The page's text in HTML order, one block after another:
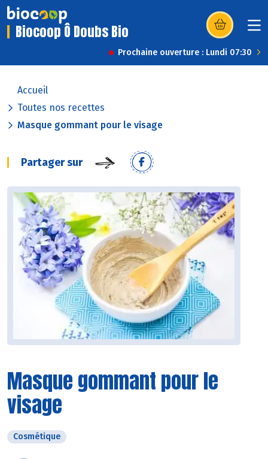
Biocoop Ô Doubs Bio (s’ouvre dans
Prochaine ouverture : Lundi 07:30
Accueil
Toutes nos recettes
Masque gommant pour le visage
Partager sur
Masque gommant pour le
visage
Cosmétique